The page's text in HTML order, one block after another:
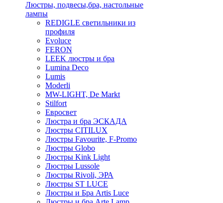
Люстры, подвесы,бра, настольные
лампы
REDIGLE светильники из
профиля
Evoluce
FERON
LEEK люстры и бра
Lumina Deco
Lumis
Moderli
MW-LIGHT, De Markt
Stilfort
Евросвет
Люстра и бра ЭСКАДА
Люстры CITILUX
Люстры Favourite, F-Promo
Люстры Globo
Люстры Kink Light
Люстры Lussole
Люстры Rivoli, ЭРА
Люстры ST LUCE
Люстры и Бра Artis Luce